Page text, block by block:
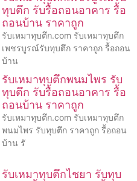
ทุบตึก รับรื้อถอนอาคาร รื้อ
ถอนบ้าน ราคาถูก
รับเหมาทุบตึก.com รับเหมาทุบตึก
เพชรบูรณ์รับทุบตึก ราคาถูก รื้อถอน
บ้าน
รับเหมาทุบตึกพนมไพร รับ
ทุบตึก รับรื้อถอนอาคาร รื้อ
ถอนบ้าน ราคาถูก
รับเหมาทุบตึก.com รับเหมาทุบตึก
พนมไพร รับทุบตึก ราคาถูก รื้อถอน
บ้าน รั
รับเหมาทุบตึกไชยา รับทุบ